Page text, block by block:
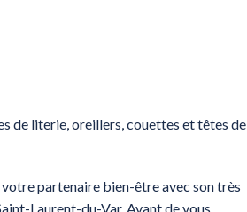
de literie, oreillers, couettes et têtes de
partenaire bien-être avec son très
Laurent-du-Var. Avant de vous